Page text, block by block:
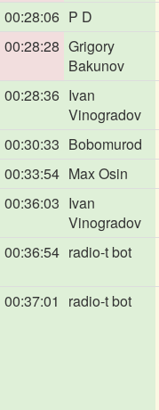
00:28:06 P D
00:28:28 Grigory
Bakunov
00:28:36 Ivan
Vinogradov
00:30:33 Bobomurod
00:33:54 Max Osin
00:36:03 Ivan
Vinogradov
00:36:54 radio-t bot
00:37:01
radio-t bot